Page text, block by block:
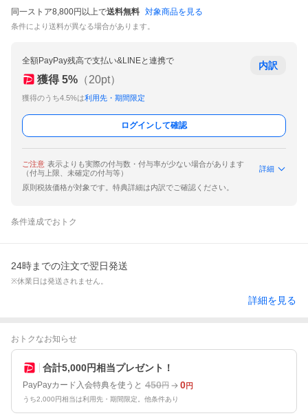
同一ストア8,800円以上で送料無料 対象商品を見る
条件により送料が異なる場合があります。
全額PayPay残高で支払い&LINEと連携で
獲得 5% （20pt）
獲得のうち4.5%は利用先・期間限定
内訳
ログインして確認
ご注意 表示よりも実際の付与数・付与率が少ない場合があります
（付与上限、未確定の付与等）
詳細
原則税抜価格が対象です。特典詳細は内訳でご確認ください。
条件達成でおトク
24時までの注文で翌日発送
※休業日は発送されません。
詳細を見る
おトクなお知らせ
合計5,000円相当プレゼント！
PayPayカード入会特典を使うと 450円 0円
うち2,000円相当は利用先・期間限定。他条件あり